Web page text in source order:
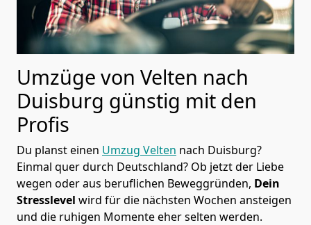
Umzüge von Velten nach
Duisburg günstig mit den
Profis
Du planst einen Umzug Velten nach Duisburg?
Einmal quer durch Deutschland? Ob jetzt der Liebe
wegen oder aus beruflichen Beweggründen, Dein
Stresslevel wird für die nächsten Wochen ansteigen
und die ruhigen Momente eher selten werden.